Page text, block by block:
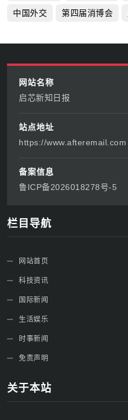
中国外交 第四届消博会
网站名称
启芯新知日报
站点地址
https://www.afteremail.com
备案信息
鲁ICP备2026018278号-5
栏目导航
网站首页
科技资讯
国际新闻
生活娱乐
时事新闻
免责声明
关于本站